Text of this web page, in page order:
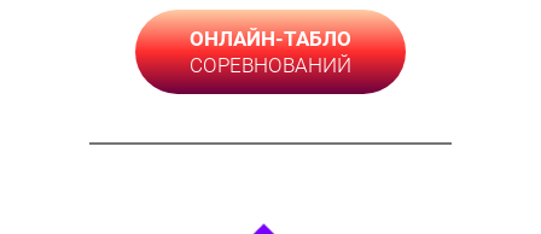
ОНЛАЙН-ТАБЛО
СОРЕВНОВАНИЙ